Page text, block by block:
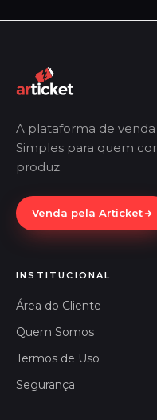
A plataforma de
Simples para quem
produz.
Venda pela Articket
INSTITUCIONAL
Área do Cliente
Quem Somos
Termos de Uso
Segurança